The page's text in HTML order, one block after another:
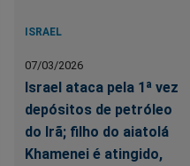
ISRAEL
07/03/2026
Israel ataca pela 1ª vez
depósitos de petróleo
do Irã; filho do aiatolá
Khamenei é atingido,